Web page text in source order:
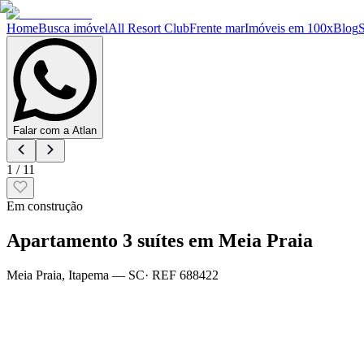
HomeBusca imóvelAll Resort ClubFrente marImóveis em 100xBlog
Falar com a Atlan
1 / 11
Em construção
Apartamento 3 suítes em Meia Praia
Meia Praia, Itapema — SC· REF 688422